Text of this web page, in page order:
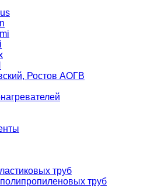
Ростов АОГВ
труб
труб